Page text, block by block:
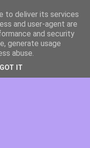
to deliver its services
and user-agent are
and security
generate usage
abuse.
GOT IT